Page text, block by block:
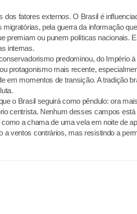
dos fatores externos. O Brasil é
migratórias, pela guerra da informação
premiam ou punem políticas nacionais.
internas.
predominou, do Império
protagonismo mais recente,
em momentos de transição. A tradição
o Brasil seguirá como pêndulo: ora
centrista. Nenhum desses campos
a chama de uma vela em noite de
a ventos contrários, mas resistindo a